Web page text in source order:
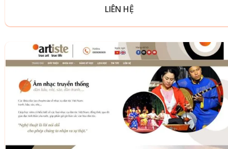
LIÊN HỆ